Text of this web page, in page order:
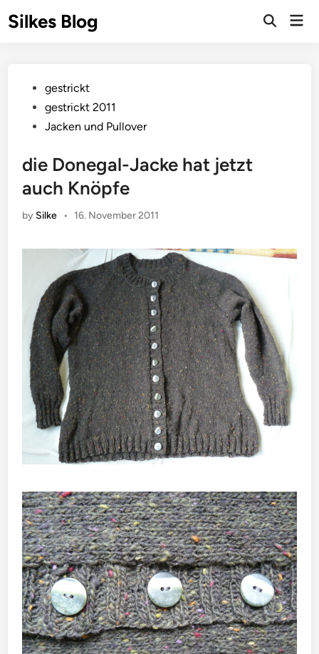
toSilkes Blog
Postedgestrickt
gestrickt 2011
Jacken und Pullover
die Donegal-Jacke hat jetzt
auch Knöpfe
by Silke • 16. November 2011